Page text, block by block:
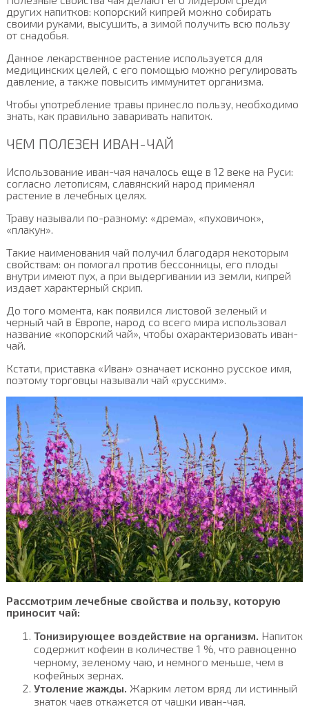
других напитков: копорский кипрей можно собирать
своими руками, высушить, а зимой получить всю пользу
от снадобья.
Данное лекарственное растение используется для
медицинских целей, с его помощью можно регулировать
давление, а также повысить иммунитет организма.
Чтобы употребление травы принесло пользу, необходимо
знать, как правильно заваривать напиток.
ЧЕМ ПОЛЕЗЕН ИВАН-ЧАЙ
Использование иван-чая началось еще в 12 веке на Руси:
согласно летописям, славянский народ применял
растение в лечебных целях.
Траву называли по-разному: «дрема», «пуховичок»,
«плакун».
Такие наименования чай получил благодаря некоторым
свойствам: он помогал против бессонницы, его плоды
внутри имеют пух, а при выдергивании из земли, кипрей
издает характерный скрип.
До того момента, как появился листовой зеленый и
черный чай в Европе, народ со всего мира использовал
название «копорский чай», чтобы охарактеризовать иван-
чай.
Кстати, приставка «Иван» означает исконно русское имя,
поэтому торговцы называли чай «русским».
Рассмотрим лечебные свойства и пользу, которую
приносит чай:
Тонизирующее воздействие на организм. Напиток
содержит кофеин в количестве 1 %, что равноценно
черному, зеленому чаю, и немного меньше, чем в
кофейных зернах.
Утоление жажды. Жарким летом вряд ли истинный
знаток чаев откажется от чашки иван-чая.